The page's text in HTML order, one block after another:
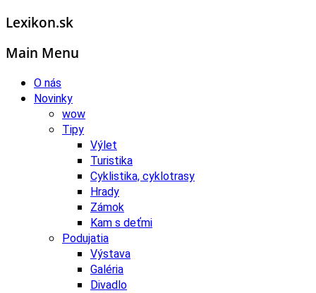
Lexikon.sk
Main Menu
O nás
Novinky
wow
Tipy
Výlet
Turistika
Cyklistika, cyklotrasy
Hrady
Zámok
Kam s deťmi
Podujatia
Výstava
Galéria
Divadlo